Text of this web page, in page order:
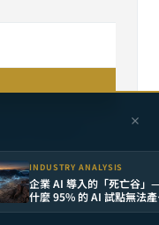
分享給第三方。
INDUSTRY ANALYSIS
企業 AI 導入的「死亡谷」
什麼 95% 的 AI 試點無法
ROI